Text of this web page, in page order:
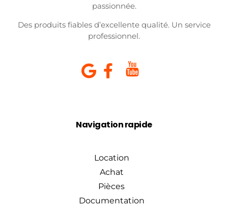
passionnée.
Des produits fiables d’excellente qualité. Un service
professionnel.
Navigation rapide
Location
Achat
Pièces
Documentation